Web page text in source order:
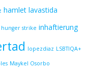
hamlet lavastida
hunger strike inhaftierung
lopezdiaz LSBTIQA+
Maykel Osorbo